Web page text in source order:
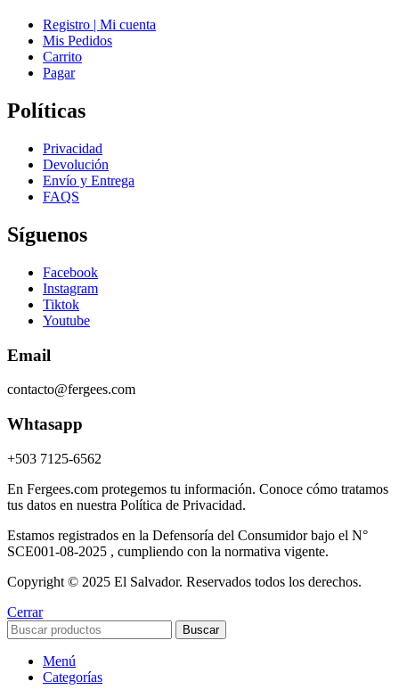
Registro | Mi cuenta
Mis Pedidos
Carrito
Pagar
Políticas
Privacidad
Devolución
Envío y Entrega
FAQS
Síguenos
Facebook
Instagram
Tiktok
Youtube
Email
contacto@fergees.com
Whtasapp
+503 7125-6562
En Fergees.com protegemos tu información. Conoce cómo tratamos
tus datos en nuestra Política de Privacidad.
Estamos registrados en la Defensoría del Consumidor bajo el N°
SCE001-08-2025 , cumpliendo con la normativa vigente.
Copyright © 2025 El Salvador. Reservados todos los derechos.
Cerrar
Buscar
Menú
Categorías